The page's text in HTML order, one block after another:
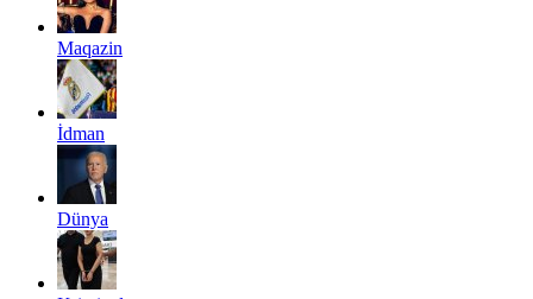
Maqazin
İdman
Dünya